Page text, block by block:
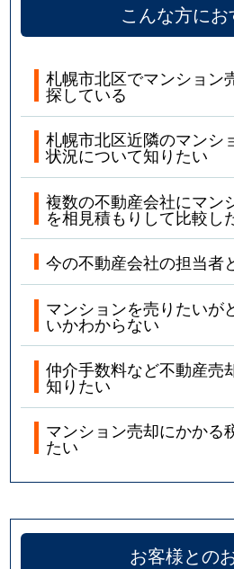
こんな方に
札幌市北区でマンション
探している
札幌市北区近隣のマンシ
状況について知りたい
複数の不動産会社にマン
を相見積もりして比較し
今の不動産会社の担当者
マンションを売りたいが
いかわからない
仲介手数料など不動産売
知りたい
マンション売却にかかる
たい
お客様との